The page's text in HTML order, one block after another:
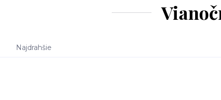
Najdrahšie